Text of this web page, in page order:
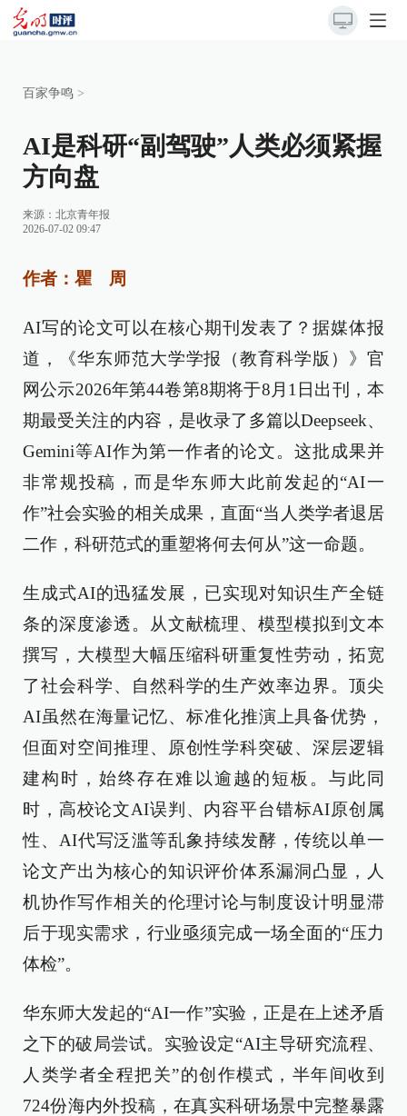
百家争鸣 >
AI是科研“副驾驶”人类必须紧握
方向盘
来源： 北京青年报
2026-07-02 09:47
作者：瞿 周
AI写的论文可以在核心期刊发表了？据媒体报
道，《华东师范大学学报（教育科学版）》官
网公示2026年第44卷第8期将于8月1日出刊，本
期最受关注的内容，是收录了多篇以Deepseek、
Gemini等AI作为第一作者的论文。这批成果并
非常规投稿，而是华东师大此前发起的“AI一
作”社会实验的相关成果，直面“当人类学者退居
二作，科研范式的重塑将何去何从”这一命题。
生成式AI的迅猛发展，已实现对知识生产全链
条的深度渗透。从文献梳理、模型模拟到文本
撰写，大模型大幅压缩科研重复性劳动，拓宽
了社会科学、自然科学的生产效率边界。顶尖
AI虽然在海量记忆、标准化推演上具备优势，
但面对空间推理、原创性学科突破、深层逻辑
建构时，始终存在难以逾越的短板。与此同
时，高校论文AI误判、内容平台错标AI原创属
性、AI代写泛滥等乱象持续发酵，传统以单一
论文产出为核心的知识评价体系漏洞凸显，人
机协作写作相关的伦理讨论与制度设计明显滞
后于现实需求，行业亟须完成一场全面的“压力
体检”。
华东师大发起的“AI一作”实验，正是在上述矛盾
之下的破局尝试。实验设定“AI主导研究流程、
人类学者全程把关”的创作模式，半年间收到
724份海内外投稿，在真实科研场景中完整暴露